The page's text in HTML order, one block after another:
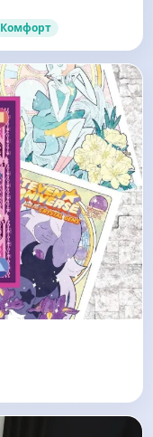
Комфорт